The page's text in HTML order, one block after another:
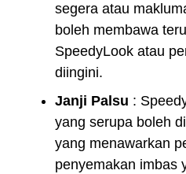
segera atau
boleh membawa
SpeedyLook atau
diingini.
Janji Palsu :
yang serupa boleh
yang menawarkan
penyemakan imbas